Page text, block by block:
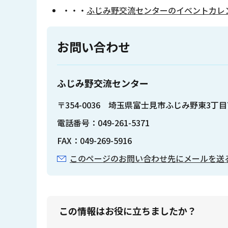
・・・ ふじみ野交流センターのイベントカレ
お問い合わせ
ふじみ野交流センター
〒354-0036 埼玉県富士見市ふじみ野東3丁
電話番号：049-261-5371
FAX：049-269-5916
このページのお問い合わせ先にメールを送
この情報はお役に立ちましたか？